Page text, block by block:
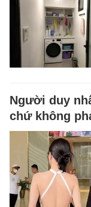
Người duy
chứ không